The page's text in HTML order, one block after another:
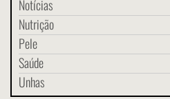
Notícias
Nutrição
Pele
Saúde
Unhas